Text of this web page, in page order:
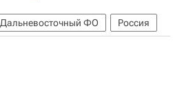
Дальневосточный ФО Россия